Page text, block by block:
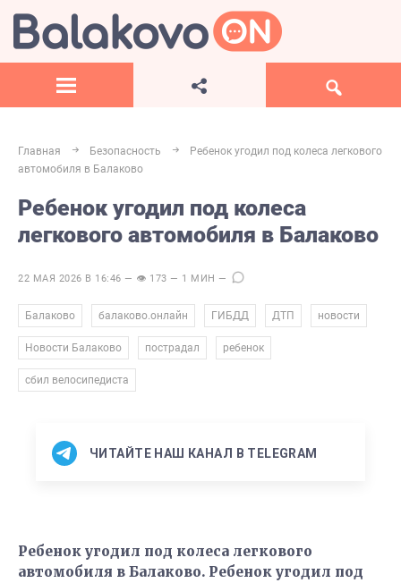
Главная Безопасность
Ребенок угодил под колеса легкового
автомобиля в Балаково
Ребенок угодил под колеса
легкового автомобиля в Балаково
22 МАЯ 2026 В 16:46 — 👁 173 — 1 МИН —
Балаково балаково.онлайн ГИБДД ДТП новости
Новости Балаково пострадал ребенок
сбил велосипедиста
ЧИТАЙТЕ НАШ КАНАЛ В TELEGRAM
Ребенок угодил под колеса легкового
автомобиля в Балаково. Ребенок угодил под